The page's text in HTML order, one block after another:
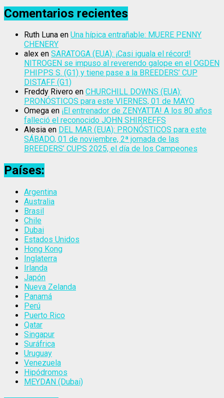
Comentarios recientes
Ruth Luna en Una hípica entrañable: MUERE PENNY
CHENERY
alex en SARATOGA (EUA): ¡Casi iguala el récord!
NITROGEN se impuso al reverendo galope en el OGDEN
PHIPPS S. (G1) y tiene pase a la BREEDERS’ CUP
DISTAFF (G1)
Freddy Rivero en CHURCHILL DOWNS (EUA):
PRONÓSTICOS para este VIERNES, 01 de MAYO
Omega en ¡El entrenador de ZENYATTA! A los 80 años
falleció el reconocido JOHN SHIRREFFS
Alesia en DEL MAR (EUA): PRONÓSTICOS para este
SÁBADO, 01 de noviembre, 2ª jornada de las
BREEDERS’ CUPS 2025, el día de los Campeones
Países:
Argentina
Australia
Brasil
Chile
Dubai
Estados Unidos
Hong Kong
Inglaterra
Irlanda
Japón
Nueva Zelanda
Panamá
Perú
Puerto Rico
Qatar
Singapur
Suráfrica
Uruguay
Venezuela
Hipódromos
MEYDAN (Dubai)